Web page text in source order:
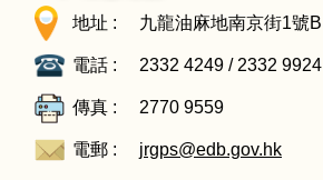
地址 : 九龍油麻地南京街1號B
電話 : 2332 4249 / 2332 9924
傳真 : 2770 9559
電郵 : jrgps@edb.gov.hk